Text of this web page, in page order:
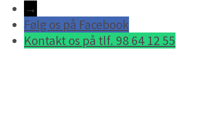
→
Følg os på Facebook
Kontakt os på tlf. 98 64 12 55